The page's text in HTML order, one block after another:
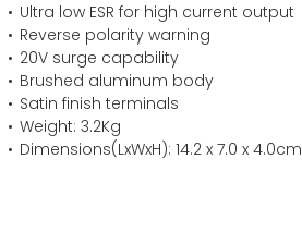
Ultra low ESR for high current output
Reverse polarity warning
20V surge capability
Brushed aluminum body
Satin finish terminals
Weight: 3.2Kg
Dimensions(LxWxH): 14.2 x 7.0 x 4.0cm